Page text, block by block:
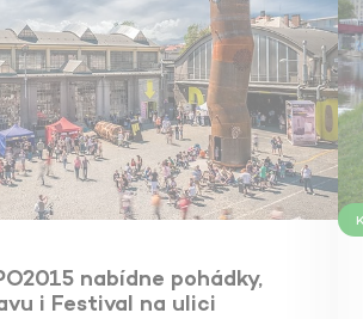
nabídne pohádky,
i Festival na ulici